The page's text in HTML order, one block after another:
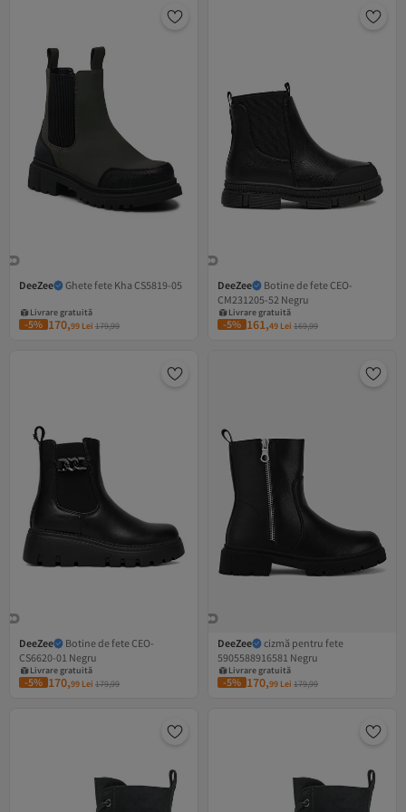
DeeZee Ghete fete Kha CS5819-05
Livrare gratuită
8 RON cupon
Livrare gratuită
-5% 170,99 Lei 179,99
DeeZee
Botine de fete CEO-
CM231205-52 Negru
Livrare gratuită
8 RON cupon
Livrare gratuită
-5% 161,49 Lei 169,99
DeeZee
Botine de fete CEO-
CS6620-01 Negru
Livrare gratuită
8 RON cupon
Livrare gratuită
-5% 170,99 Lei 179,99
DeeZee
cizmă pentru fete
5905588916581 Negru
Livrare gratuită
8 RON cupon
Livrare gratuită
-5% 170,99 Lei 179,99